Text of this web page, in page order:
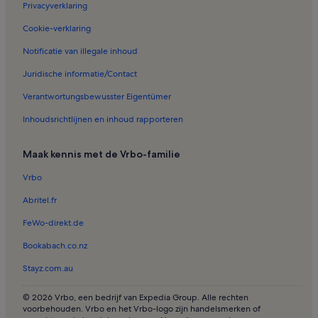
Vakantiehuizen in Casas da Ribeira
Vakantiehuizen in Herdade dos Salgados Golf
Vakantiehuizen in Silves
Vakantiehuizen in Albufeira
Resorts in Carvoeiro
Huizen in Galé
Resorts in Albufeira
Huisjes in Albufeira
Privacyverklaring
Cookie-verklaring
Notificatie van illegale inhoud
Juridische informatie/Contact
Verantwortungsbewusster Eigentümer
Inhoudsrichtlijnen en inhoud rapporteren
Maak kennis met de Vrbo-familie
Vrbo
Abritel.fr
FeWo-direkt.de
Bookabach.co.nz
Stayz.com.au
© 2026 Vrbo, een bedrijf van Expedia Group. Alle rechten
voorbehouden. Vrbo en het Vrbo-logo zijn handelsmerken of